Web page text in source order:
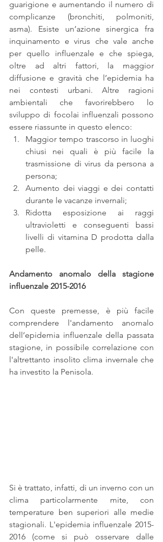
guarigione e aumentando il numero di
complicanze (bronchiti, polmoniti,
asma). Esiste un’azione sinergica fra
inquinamento e virus che vale anche
per quello influenzale e che spiega,
oltre ad altri fattori, la maggior
diffusione e gravità che l’epidemia ha
nei contesti urbani. Altre ragioni
ambientali che favorirebbero lo
sviluppo di focolai influenzali possono
essere riassunte in questo elenco:
Maggior tempo trascorso in luoghi
chiusi nei quali è più facile la
trasmissione di virus da persona a
persona;
Aumento dei viaggi e dei contatti
durante le vacanze invernali;
Ridotta esposizione ai raggi
ultravioletti e conseguenti bassi
livelli di vitamina D prodotta dalla
pelle.
Andamento anomalo della stagione
influenzale 2015-2016
Con queste premesse, è più facile
comprendere l'andamento anomalo
dell’epidemia influenzale della passata
stagione, in possibile correlazione con
l'altrettanto insolito clima invernale che
ha investito la Penisola.
Si è trattato, infatti, di un inverno con un
clima particolarmente mite, con
temperature ben superiori alle medie
stagionali. L'epidemia influenzale 2015-
2016 (come si può osservare dalle